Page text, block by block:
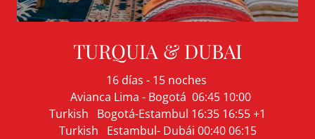
TURQUIA & DUBAI
16 días - 15 noches
Avianca Lima - Bogotá 06:45 10:00
Turkish Bogotá-Estambul 16:35 16:55 +1
Turkish Estambul- Dubái 00:40 06:15